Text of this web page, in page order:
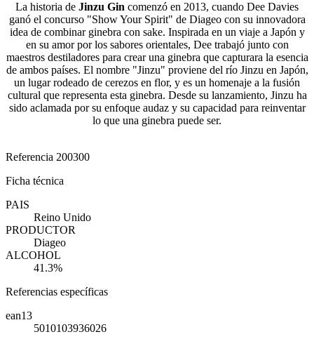
La historia de Jinzu Gin comenzó en 2013, cuando Dee Davies
ganó el concurso "Show Your Spirit" de Diageo con su innovadora
idea de combinar ginebra con sake. Inspirada en un viaje a Japón y
en su amor por los sabores orientales, Dee trabajó junto con
maestros destiladores para crear una ginebra que capturara la esencia
de ambos países. El nombre "Jinzu" proviene del río Jinzu en Japón,
un lugar rodeado de cerezos en flor, y es un homenaje a la fusión
cultural que representa esta ginebra. Desde su lanzamiento, Jinzu ha
sido aclamada por su enfoque audaz y su capacidad para reinventar
lo que una ginebra puede ser.
Referencia 200300
Ficha técnica
PAIS
Reino Unido
PRODUCTOR
Diageo
ALCOHOL
41.3%
Referencias específicas
ean13
5010103936026